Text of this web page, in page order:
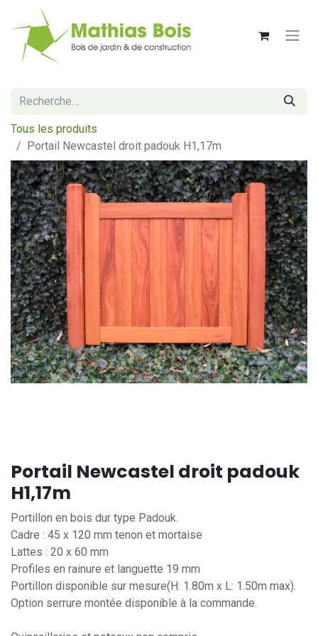
Tous les produits
Portail Newcastel droit padouk H1,17m
Portail Newcastel droit padouk
H1,17m
Portillon en bois dur type Padouk.
Cadre : 45 x 120 mm tenon et mortaise
Lattes : 20 x 60 mm
Profiles en rainure et languette 19 mm
Portillon disponible sur mesure(H: 1.80m x L: 1.50m max).
Option serrure montée disponible à la commande.